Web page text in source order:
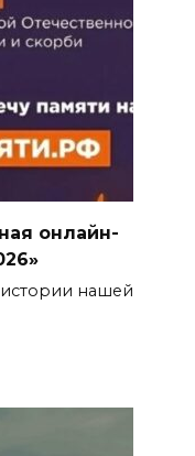
онлайн-
истории нашей